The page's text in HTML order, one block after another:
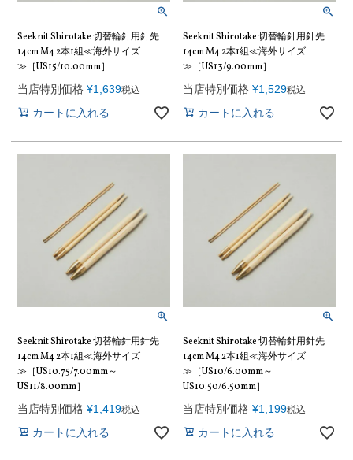
Seeknit Shirotake 切替輪針用針先
14cm M4 2本1組≪海外サイズ
≫［US15/10.00mm］
当店特別価格 ¥1,639税込
カートに入れる
Seeknit Shirotake 切替輪針用針先
14cm M4 2本1組≪海外サイズ
≫［US13/9.00mm］
当店特別価格 ¥1,529税込
カートに入れる
Seeknit Shirotake 切替輪針用針先
14cm M4 2本1組≪海外サイズ
≫［US10.75/7.00mm～
US11/8.00mm］
当店特別価格 ¥1,419税込
カートに入れる
Seeknit Shirotake 切替輪針用針先
14cm M4 2本1組≪海外サイズ
≫［US10/6.00mm～
US10.50/6.50mm］
当店特別価格 ¥1,199税込
カートに入れる